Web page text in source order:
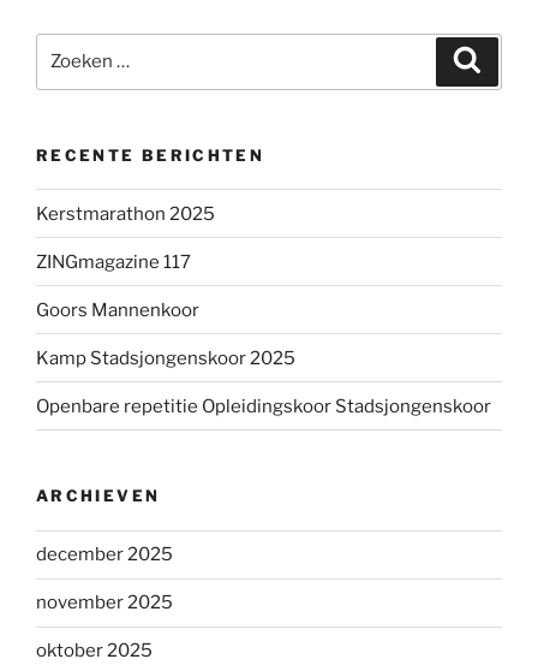
naar:
RECENTE BERICHTEN
Kerstmarathon 2025
ZINGmagazine 117
Goors Mannenkoor
Kamp Stadsjongenskoor 2025
Openbare repetitie Opleidingskoor Stadsjongenskoor
ARCHIEVEN
december 2025
november 2025
oktober 2025